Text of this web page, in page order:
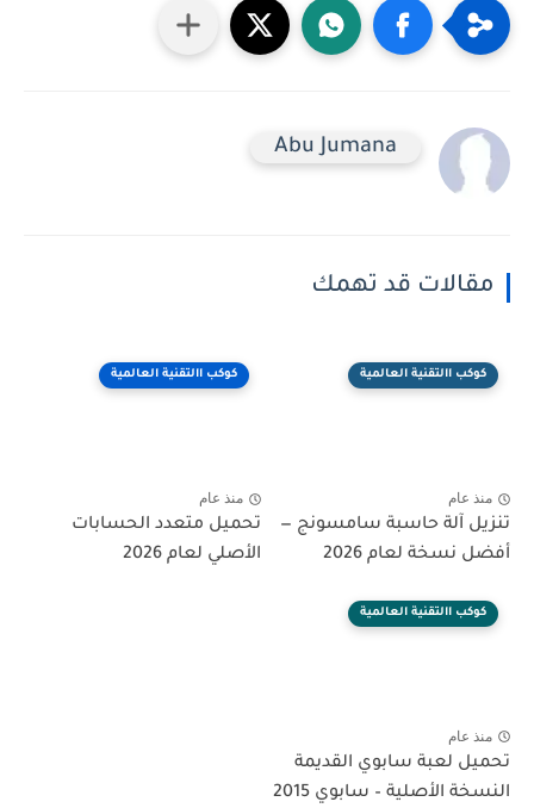
Abu Jumana
مقالات قد تهمك
كوكب االتقنية العالمية
منذ عام
تنزيل آلة حاسبة سامسونج —
أفضل نسخة لعام 2026
كوكب االتقنية العالمية
منذ عام
تحميل متعدد الحسابات
الأصلي لعام 2026
كوكب االتقنية العالمية
منذ عام
تحميل لعبة سابوي القديمة
النسخة الأصلية – سابوي 2015